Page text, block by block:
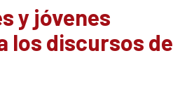
y jóvenes
los discursos de